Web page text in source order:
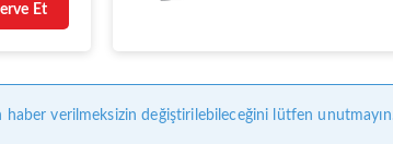
Et
verilmeksizin değiştirilebileceğini lütfen